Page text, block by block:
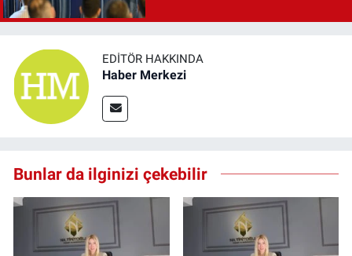
EDITÖR HAKKINDA
Haber Merkezi
Bunlar da ilginizi çekebilir